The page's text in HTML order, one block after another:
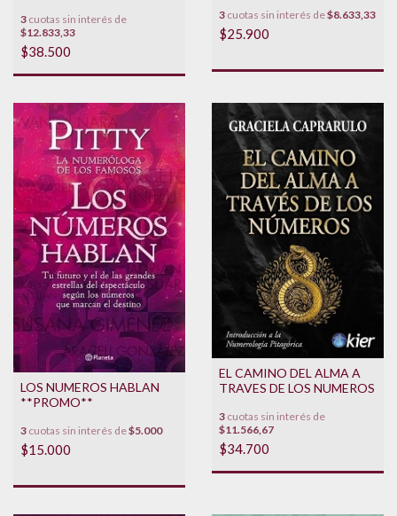
3 cuotas sin interés de
$12.833,33
$38.500
3 cuotas sin interés de$8.633,33
$25.900
LOS NUMEROS HABLAN
**PROMO**
3 cuotas sin interés de$5.000
$15.000
EL CAMINO DEL ALMA A
TRAVES DE LOS NUMEROS
3 cuotas sin interés de
$11.566,67
$34.700